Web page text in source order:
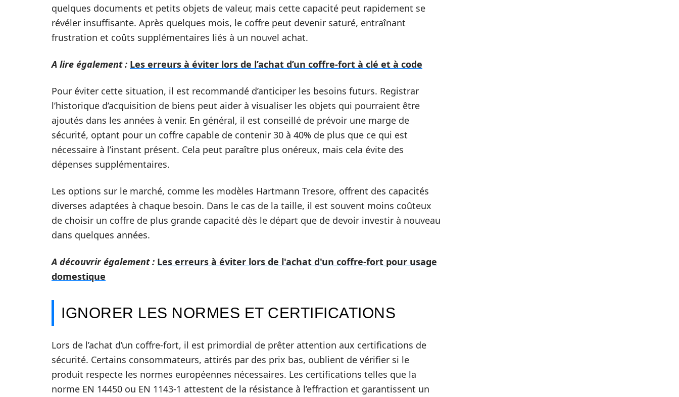
quelques documents et petits objets de valeur, mais cette capacité peut rapidement se
révéler insuffisante. Après quelques mois, le coffre peut devenir saturé, entraînant
frustration et coûts supplémentaires liés à un nouvel achat.
A lire également : Les erreurs à éviter lors de l’achat d’un coffre-fort à clé et à code
Pour éviter cette situation, il est recommandé d’anticiper les besoins futurs. Registrar
l’historique d’acquisition de biens peut aider à visualiser les objets qui pourraient être
ajoutés dans les années à venir. En général, il est conseillé de prévoir une marge de
sécurité, optant pour un coffre capable de contenir 30 à 40% de plus que ce qui est
nécessaire à l’instant présent. Cela peut paraître plus onéreux, mais cela évite des
dépenses supplémentaires.
Les options sur le marché, comme les modèles Hartmann Tresore, offrent des capacités
diverses adaptées à chaque besoin. Dans le cas de la taille, il est souvent moins coûteux
de choisir un coffre de plus grande capacité dès le départ que de devoir investir à nouveau
dans quelques années.
A découvrir également : Les erreurs à éviter lors de l'achat d'un coffre-fort pour usage
domestique
IGNORER LES NORMES ET CERTIFICATIONS
Lors de l’achat d’un coffre-fort, il est primordial de prêter attention aux certifications de
sécurité. Certains consommateurs, attirés par des prix bas, oublient de vérifier si le
produit respecte les normes européennes nécessaires. Les certifications telles que la
norme EN 14450 ou EN 1143-1 attestent de la résistance à l’effraction et garantissent un